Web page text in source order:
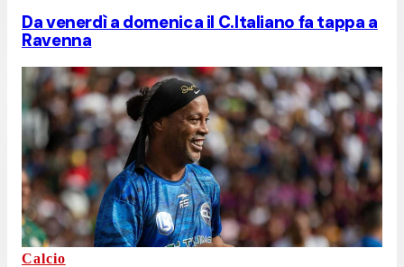
Da venerdì a domenica il C.Italiano fa tappa a
Ravenna
Calcio